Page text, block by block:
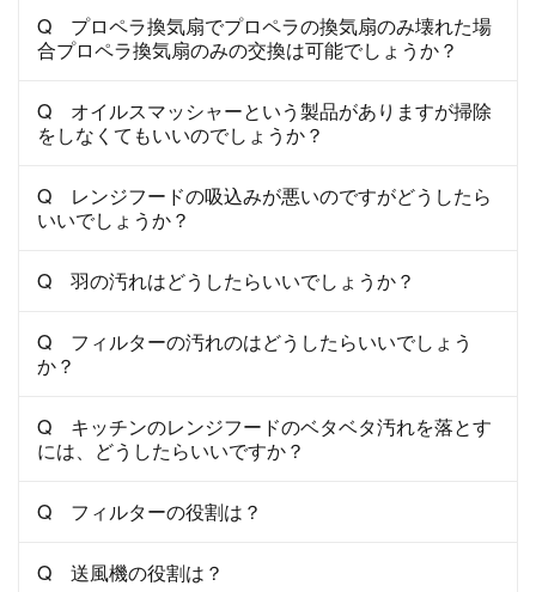
Q プロペラ換気扇でプロペラの換気扇のみ壊れた場
合プロペラ換気扇のみの交換は可能でしょうか？
Q オイルスマッシャーという製品がありますが掃除
をしなくてもいいのでしょうか？
Q レンジフードの吸込みが悪いのですがどうしたら
いいでしょうか？
Q 羽の汚れはどうしたらいいでしょうか？
Q フィルターの汚れのはどうしたらいいでしょう
か？
Q キッチンのレンジフードのベタベタ汚れを落とす
には、どうしたらいいですか？
Q フィルターの役割は？
Q 送風機の役割は？